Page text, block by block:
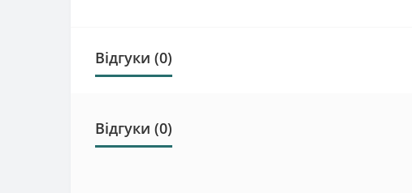
Відгуки (0)
Відгуки (0)